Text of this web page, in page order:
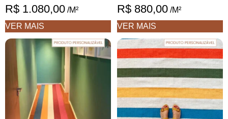
R$ 1.080,00 /M²
VER MAIS
R$ 880,00 /M²
VER MAIS